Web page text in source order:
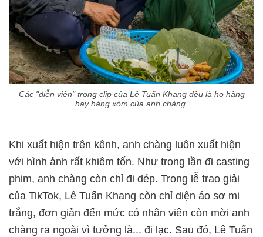
Các "diễn viên" trong clip của Lê Tuấn Khang đều là họ hàng
hay hàng xóm của anh chàng.
Khi xuất hiện trên kênh, anh chàng luôn xuất hiện
với hình ảnh rất khiêm tốn. Như trong lần đi casting
phim, anh chàng còn chỉ đi dép. Trong lễ trao giải
của TikTok, Lê Tuấn Khang còn chỉ diện áo sơ mi
trắng, đơn giản đến mức có nhân viên còn mời anh
chàng ra ngoài vì tưởng là... đi lạc. Sau đó, Lê Tuấn